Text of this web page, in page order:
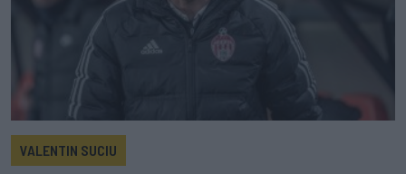
VALENTIN SUCIU